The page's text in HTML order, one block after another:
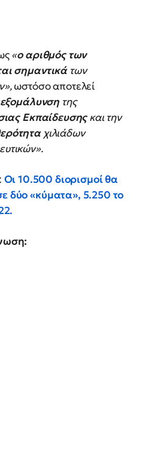
«ο αριθμός των
σημαντικάτων
ωστόσο αποτελεί
εξομάλυνση της
Εκπαίδευσηςκαι την
χιλιάδων
Οι 10.500 διορισμοί θα
δύο «κύματα», 5.250 το